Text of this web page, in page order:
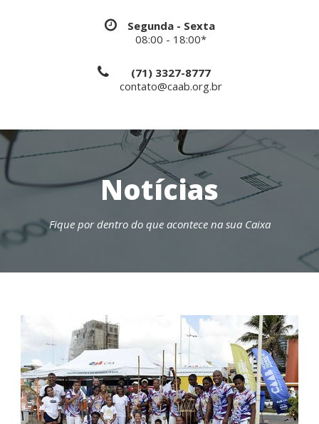
Segunda - Sexta
08:00 - 18:00*
(71) 3327-8777
contato@caab.org.br
Notícias
Fique por dentro do que acontece na sua Caixa